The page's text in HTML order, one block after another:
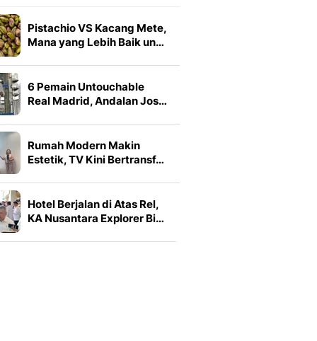
Pistachio VS Kacang Mete,
Mana yang Lebih Baik un…
6 Pemain Untouchable
Real Madrid, Andalan Jos…
Rumah Modern Makin
Estetik, TV Kini Bertransf…
Hotel Berjalan di Atas Rel,
KA Nusantara Explorer Bi…